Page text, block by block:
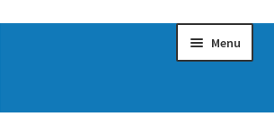
Menu